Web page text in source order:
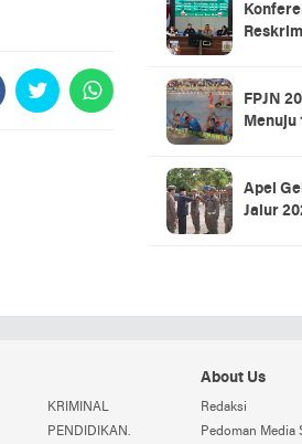
FPJN
Menuju
Apel
Jalur
KRIMINAL
PENDIDIKAN.
About Us
Redaksi
Pedoman Media